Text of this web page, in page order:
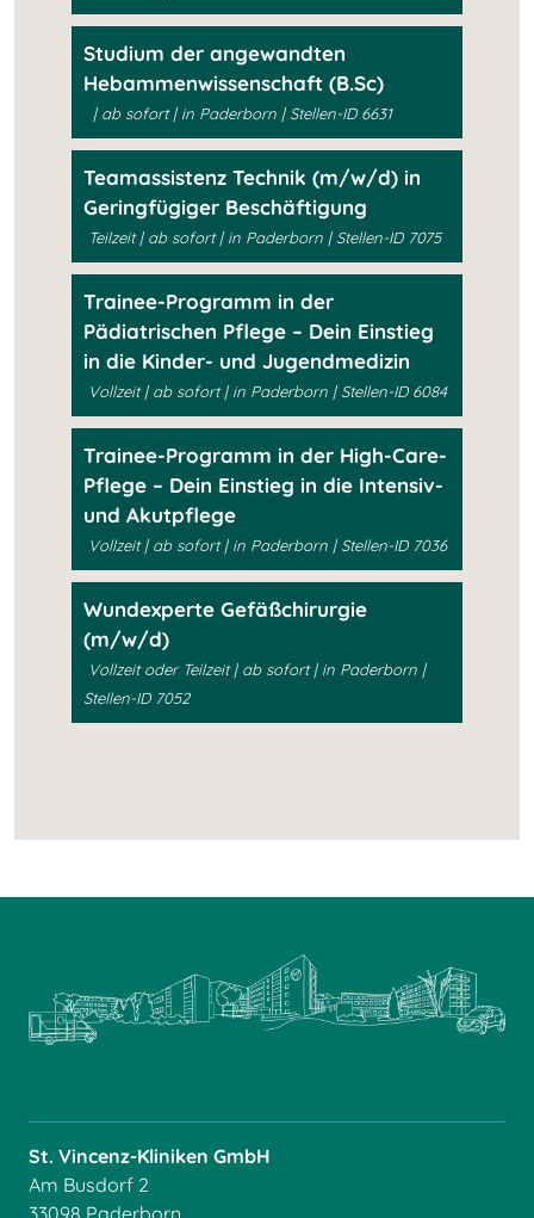
Studium der angewandten
Hebammenwissenschaft (B.Sc)
| ab sofort | in Paderborn | Stellen-ID 6631
Teamassistenz Technik (m/w/d) in
Geringfügiger Beschäftigung
Teilzeit | ab sofort | in Paderborn | Stellen-ID 7075
Trainee-Programm in der
Pädiatrischen Pflege – Dein Einstieg
in die Kinder- und Jugendmedizin
Vollzeit | ab sofort | in Paderborn | Stellen-ID 6084
Trainee-Programm in der High-Care-
Pflege – Dein Einstieg in die Intensiv-
und Akutpflege
Vollzeit | ab sofort | in Paderborn | Stellen-ID 7036
Wundexperte Gefäßchirurgie
(m/w/d)
Vollzeit oder Teilzeit | ab sofort | in Paderborn |
Stellen-ID 7052
St. Vincenz-Kliniken GmbH
Am Busdorf 2
33098 Paderborn